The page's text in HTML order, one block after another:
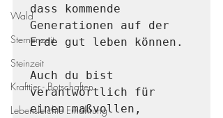
Wald
Sternenzeit
Steinzeit
Krafttier - Botschaften
Lebensleichte Ernährung
dass kommende
Generationen auf der
Erde gut leben können.
Auch du bist
verantwortlich für
einen maßvollen,